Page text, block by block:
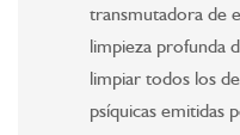
transmutadora de
limpieza profunda
limpiar todos los
psíquicas emitidas